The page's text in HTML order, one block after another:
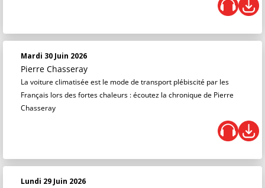
Mardi 30 Juin 2026
Pierre Chasseray
La voiture climatisée est le mode de transport plébiscité par les
Français lors des fortes chaleurs : écoutez la chronique de Pierre
Chasseray
Lundi 29 Juin 2026